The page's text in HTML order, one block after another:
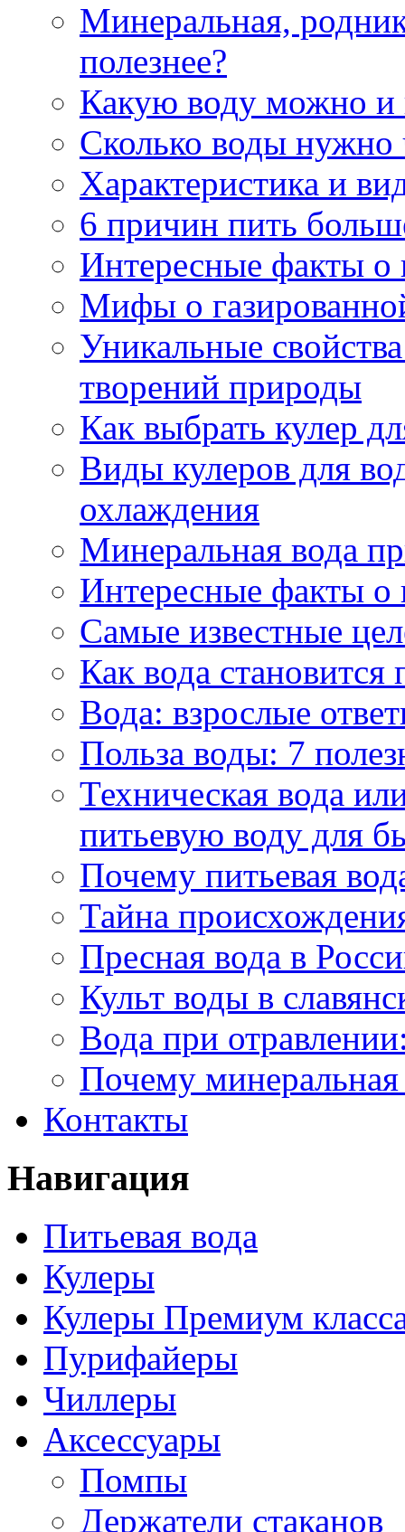
Минеральная,
полезнее?
Какую воду можно и
Сколько воды нужно
Характеристика и
6 причин пить
Интересные факты о
Мифы о
Уникальные
творений природы
Как выбрать кулер
Виды кулеров для
охлаждения
Минеральная вода
Интересные факты о
Самые известные
Как вода становится
Вода: взрослые
Польза воды: 7
Техническая вода
питьевую воду для
Почему питьевая
Тайна
Пресная вода в
Культ воды в
Вода при
Почему
Контакты
Навигация
Питьевая вода
Кулеры
Кулеры Премиум
Пурифайеры
Чиллеры
Аксессуары
Помпы
Держатели стаканов